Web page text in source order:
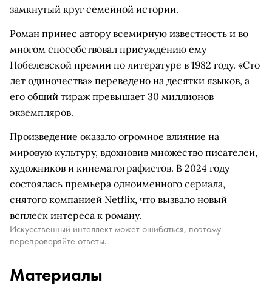
замкнутый круг семейной истории.
Роман принес автору всемирную известность и во
многом способствовал присуждению ему
Нобелевской премии по литературе в 1982 году. «Сто
лет одиночества» переведено на десятки языков, а
его общий тираж превышает 30 миллионов
экземпляров.
Произведение оказало огромное влияние на
мировую культуру, вдохновив множество писателей,
художников и кинематографистов. В 2024 году
состоялась премьера одноименного сериала,
снятого компанией Netflix, что вызвало новый
всплеск интереса к роману.
Искусственный интеллект может ошибаться, поэтому
перепроверяйте ответы.
Материалы